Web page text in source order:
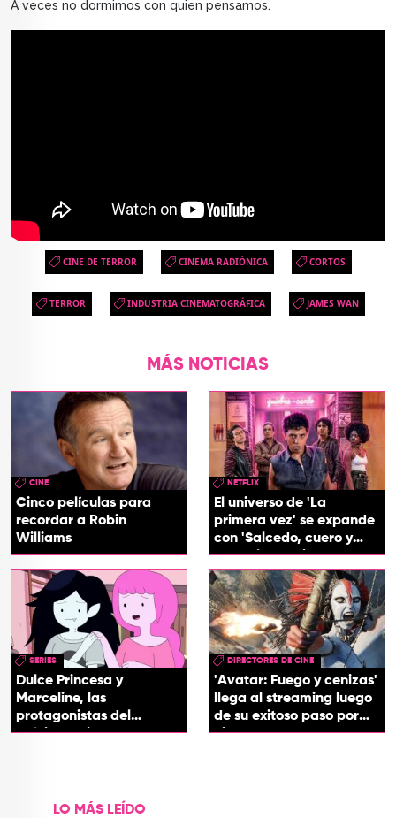
A veces no dormimos con quien pensamos.
CINE DE TERROR CINEMA RADIÓNICA CORTOS
TERROR INDUSTRIA CINEMATOGRÁFICA JAMES WAN
MÁS NOTICIAS
CINE
Cinco películas para
recordar a Robin
Williams
NETFLIX
El universo de 'La
primera vez' se expande
con 'Salcedo, cuero y
boogaloo', spin off
SERIES
Dulce Princesa y
Marceline, las
protagonistas del
próximo spin-off de 'Hora
DIRECTORES DE CINE
'Avatar: Fuego y cenizas'
llega al streaming luego
de su exitoso paso por
cines
LO MÁS LEÍDO